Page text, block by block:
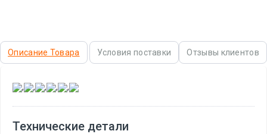
Описание Товара Условия поставки Отзывы клиентов
, , , , ,
Технические детали